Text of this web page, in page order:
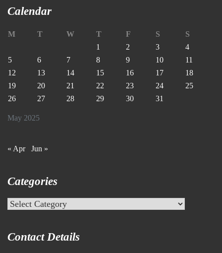
Calendar
May 2025
M T W T F S
S
1
2 3
4
5
6 7 8 9 10
11
12
13 14 15 16 17
18
19
20 21 22 23 24
25
26
27 28 29 30 31
« Apr Jun »
Categories
Categories
Contact Details